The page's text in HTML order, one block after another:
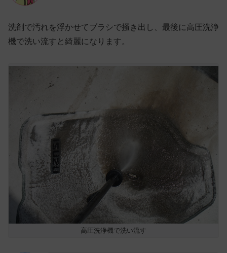
洗剤で汚れを浮かせてブラシで掻き出し、最後に高圧洗浄
機で洗い流すと綺麗になります。
高圧洗浄機で洗い流す